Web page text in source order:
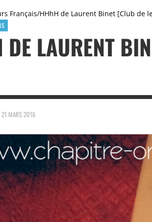
Français/HHhH de Laurent Binet [Club de
LAURENT
21 MARS 2016